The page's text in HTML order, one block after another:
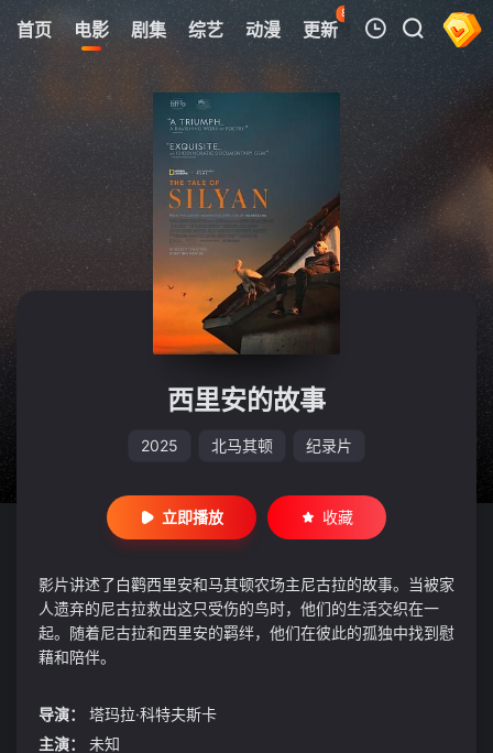
首页 电影 剧集 综艺 动漫 更新
84
热榜 APP
我的观影记录
暂无观看影片的记录
西里安的故事
2025 北马其顿 纪录片
立即播放 收藏
影片讲述了白鹳西里安和马其顿农场主尼古拉的故事。当被家
人遗弃的尼古拉救出这只受伤的鸟时，他们的生活交织在一
起。随着尼古拉和西里安的羁绊，他们在彼此的孤独中找到慰
藉和陪伴。
导演：
塔玛拉·科特夫斯卡
主演：
未知